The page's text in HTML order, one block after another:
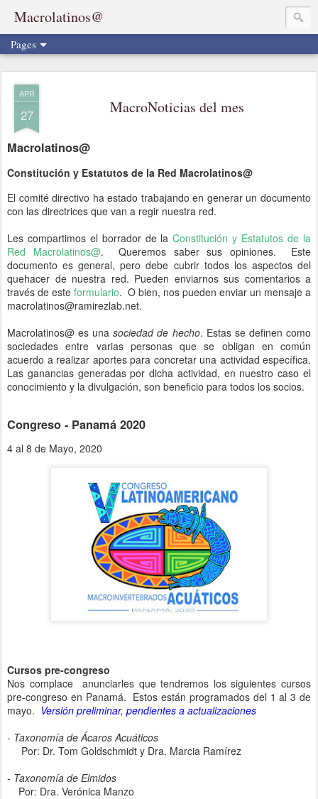
Macrolatinos@
Pages
APR
27 MacroNoticias del mes
Macrolatinos@
Constitución y Estatutos de la Red Macrolatinos@
El comité directivo ha estado trabajando en generar un documento
con las directrices que van a regir nuestra red.
Les compartimos el borrador de laConstitución y Estatutos de la
Red Macrolatinos@. Queremos saber sus opiniones. Este
documento es general, pero debe cubrir todos los aspectos del
quehacer de nuestra red. Pueden enviarnos sus comentarios a
través de este formulario. O bien, nos pueden enviar un mensaje a
macrolatinos@ramirezlab.net.
Macrolatinos@ es unasociedad de hecho. Estas se definen como
sociedades entre varias personas que se obligan en común
acuerdo a realizar aportes para concretar una actividad específica.
Las ganancias generadas por dicha actividad, en nuestro caso el
conocimiento y la divulgación, son beneficio para todos los socios.
Congreso - Panamá 2020
4 al 8 de Mayo, 2020
Cursos pre-congreso
Nos complace anunciarles que tendremos los siguientes cursos
pre-congreso en Panamá. Estos están programados del 1 al 3 de
mayo. Versión preliminar, pendientes a actualizaciones
- Taxonomía de Ácaros Acuáticos
Por: Dr. Tom Goldschmidt y Dra. Marcia Ramírez
- Taxonomía de Elmidos
Por: Dra. Verónica Manzo